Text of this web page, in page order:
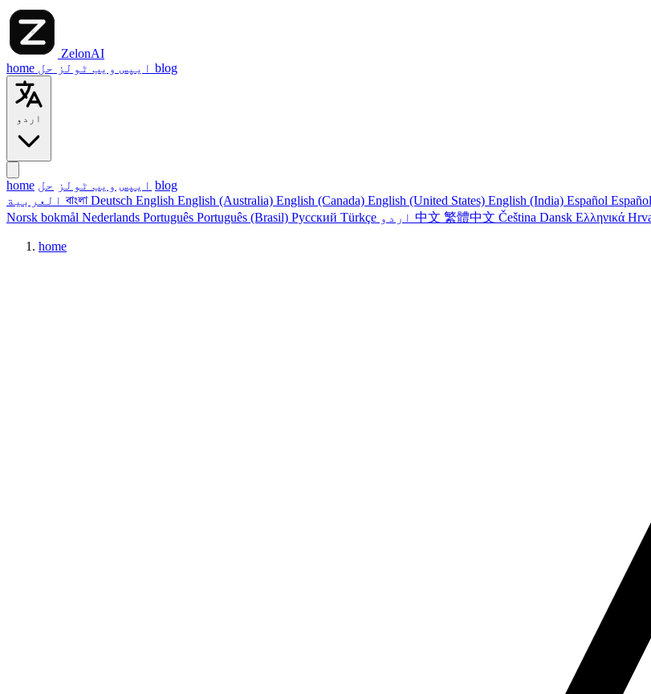
ZelonAI
home
ایپس ویب ٹولز blog
اردو
home ایپس ویب ٹولز حل
blog
العربيةবাংলাDeutsch English English (Australia) English (Canada) English (United States) English (India) Español
Norsk bokmål Nederlands Português Português (Brasil) Русский Türkçe 中文 繁體中文 Čeština Dansk Ελληνικά
home